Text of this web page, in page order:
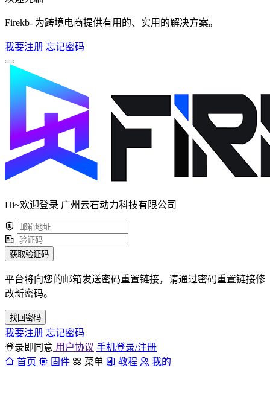
Firekb- 为跨境电商提供有用的、实用的解决方案。
我要注册 忘记密码
Hi~欢迎登录 广州云石动力科技有限公司
获取验证码
平台将向您的邮箱发送密码重置链接，请通过密码重置链接修
改新密码。
找回密码
我要注册 忘记密码
登录即同意 用户协议 手机登录/注册
首页
固件 菜单 教程 我的